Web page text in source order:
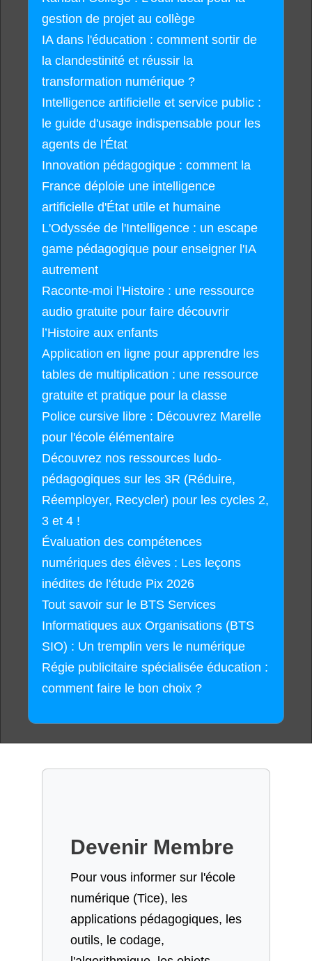
gestion de projet au collège
IA dans l'éducation : comment sortir de
la clandestinité et réussir la
transformation numérique ?
Intelligence artificielle et service public :
le guide d'usage indispensable pour les
agents de l'État
Innovation pédagogique : comment la
France déploie une intelligence
artificielle d'État utile et humaine
L'Odyssée de l'Intelligence : un escape
game pédagogique pour enseigner l'IA
autrement
Raconte-moi l’Histoire : une ressource
audio gratuite pour faire découvrir
l’Histoire aux enfants
Application en ligne pour apprendre les
tables de multiplication : une ressource
gratuite et pratique pour la classe
Police cursive libre : Découvrez Marelle
pour l'école élémentaire
Découvrez nos ressources ludo-
pédagogiques sur les 3R (Réduire,
Réemployer, Recycler) pour les cycles 2,
3 et 4 !
Évaluation des compétences
numériques des élèves : Les leçons
inédites de l'étude Pix 2026
Tout savoir sur le BTS Services
Informatiques aux Organisations (BTS
SIO) : Un tremplin vers le numérique
Régie publicitaire spécialisée éducation :
comment faire le bon choix ?
Devenir Membre
Pour vous informer sur l'école
numérique (Tice), les
applications pédagogiques, les
outils, le codage,